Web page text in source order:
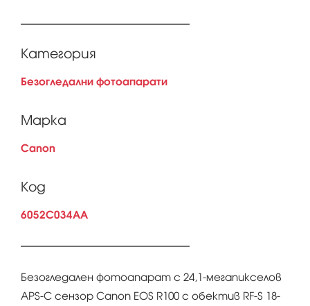
Категория
Безогледални фотоапарати
Марка
Canon
Код
6052C034AA
Безогледален фотоапарат с 24,1-мегапикселов
APS-C сензор Canon EOS R100 с обектив RF-S 18-